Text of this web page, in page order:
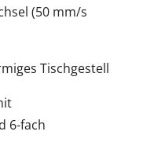
(50 mm/s
Tischgestell
6-fach